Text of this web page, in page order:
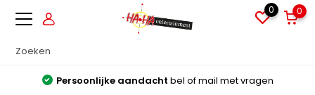
0 0
Persoonlijke aandacht bel of mail met vragen